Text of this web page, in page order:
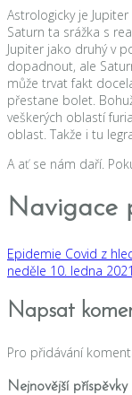
Astrologicky je
Saturn ta srážka s
Jupiter jako druhý v
dopadnout, ale
může trvat fakt
přestane bolet.
veškerých oblastí
oblast. Takže i tu
A ať se nám daří.
Navigace
Epidemie Covid z
neděle 10. ledna 2021
Napsat
Pro přidávání
Nejnovější příspěvky